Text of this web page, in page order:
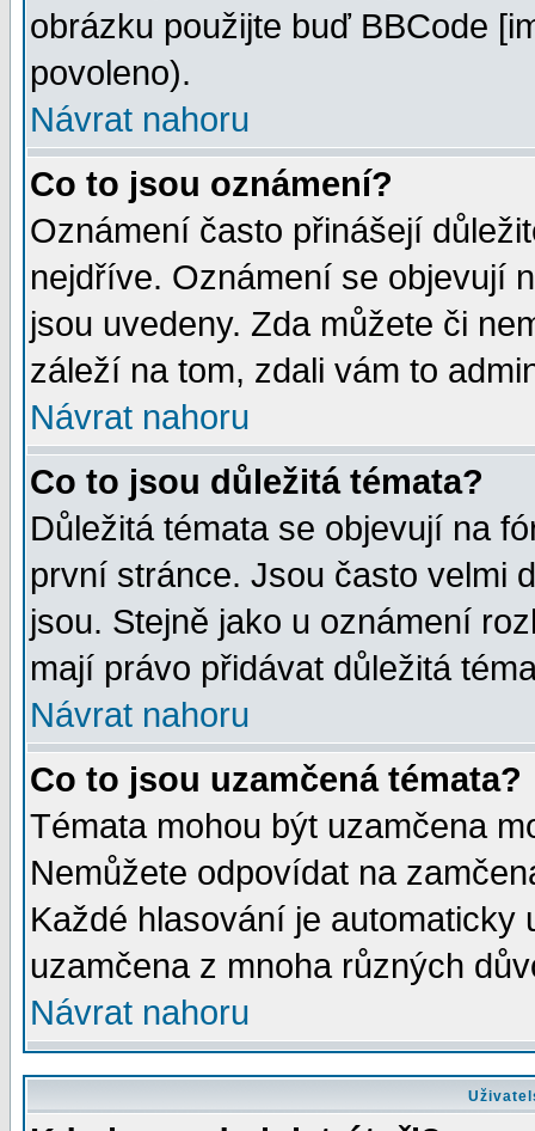
obrázku použijte buď BBCode
povoleno).
Návrat nahoru
Co to jsou oznámení?
Oznámení často přinášejí
nejdříve. Oznámení se objevují
jsou uvedeny. Zda můžete či
záleží na tom, zdali vám to
Návrat nahoru
Co to jsou důležitá témata?
Důležitá témata se objevují na
první stránce. Jsou často velmi
jsou. Stejně jako u oznámení
mají právo přidávat důležitá
Návrat nahoru
Co to jsou uzamčená témata?
Témata mohou být uzamčena
Nemůžete odpovídat na
Každé hlasování je automaticky
uzamčena z mnoha různých
Návrat nahoru